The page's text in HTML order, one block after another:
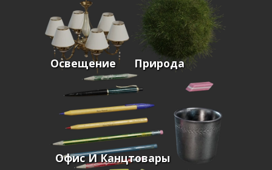
Освещение Природа
Офис И Канцтовары